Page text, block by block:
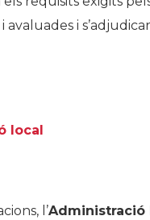
avaluades i
local
l’Administració